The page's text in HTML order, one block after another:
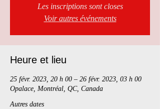
Les inscriptions sont closes
Voir autres événements
Heure et lieu
25 févr. 2023, 20 h 00 – 26 févr. 2023, 03 h 00
Opalace, Montréal, QC, Canada
Autres dates